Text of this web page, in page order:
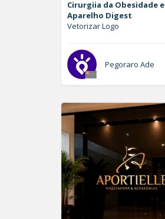
Cirurgiia da Obesidade e
Aparelho Digest
Vetorizar Logo
Pegoraro Ade